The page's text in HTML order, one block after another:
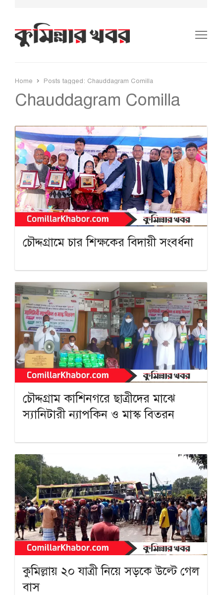
Home Posts tagged: Chauddagram Comilla
Chauddagram Comilla
চৌদ্দগ্রামে চার শিক্ষকের বিদায়ী সংবর্ধনা
চৌদ্দগ্রাম কাশিনগরে ছাত্রীদের মাঝে
স্যানিটারী ন্যাপকিন ও মাস্ক বিতরন
কুমিল্লায় ২০ যাত্রী নিয়ে সড়কে উল্টে গেল
বাস